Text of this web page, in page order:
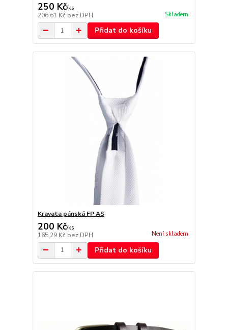
250 Kč/ks
206,61 Kč bez DPH Skladem
Přidat do košíku
Kravata pánská FP AS
200 Kč/ks
165,29 Kč bez DPH Není skladem
Přidat do košíku